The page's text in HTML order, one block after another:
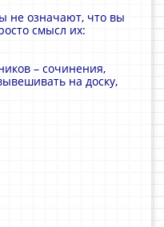
не означают, что вы
смысл их:
– сочинения,
на доску,